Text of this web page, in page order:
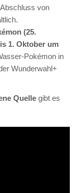
von
(25.
1. Oktober um
Pokémon in
Wunderwahl+
Quelle gibt es